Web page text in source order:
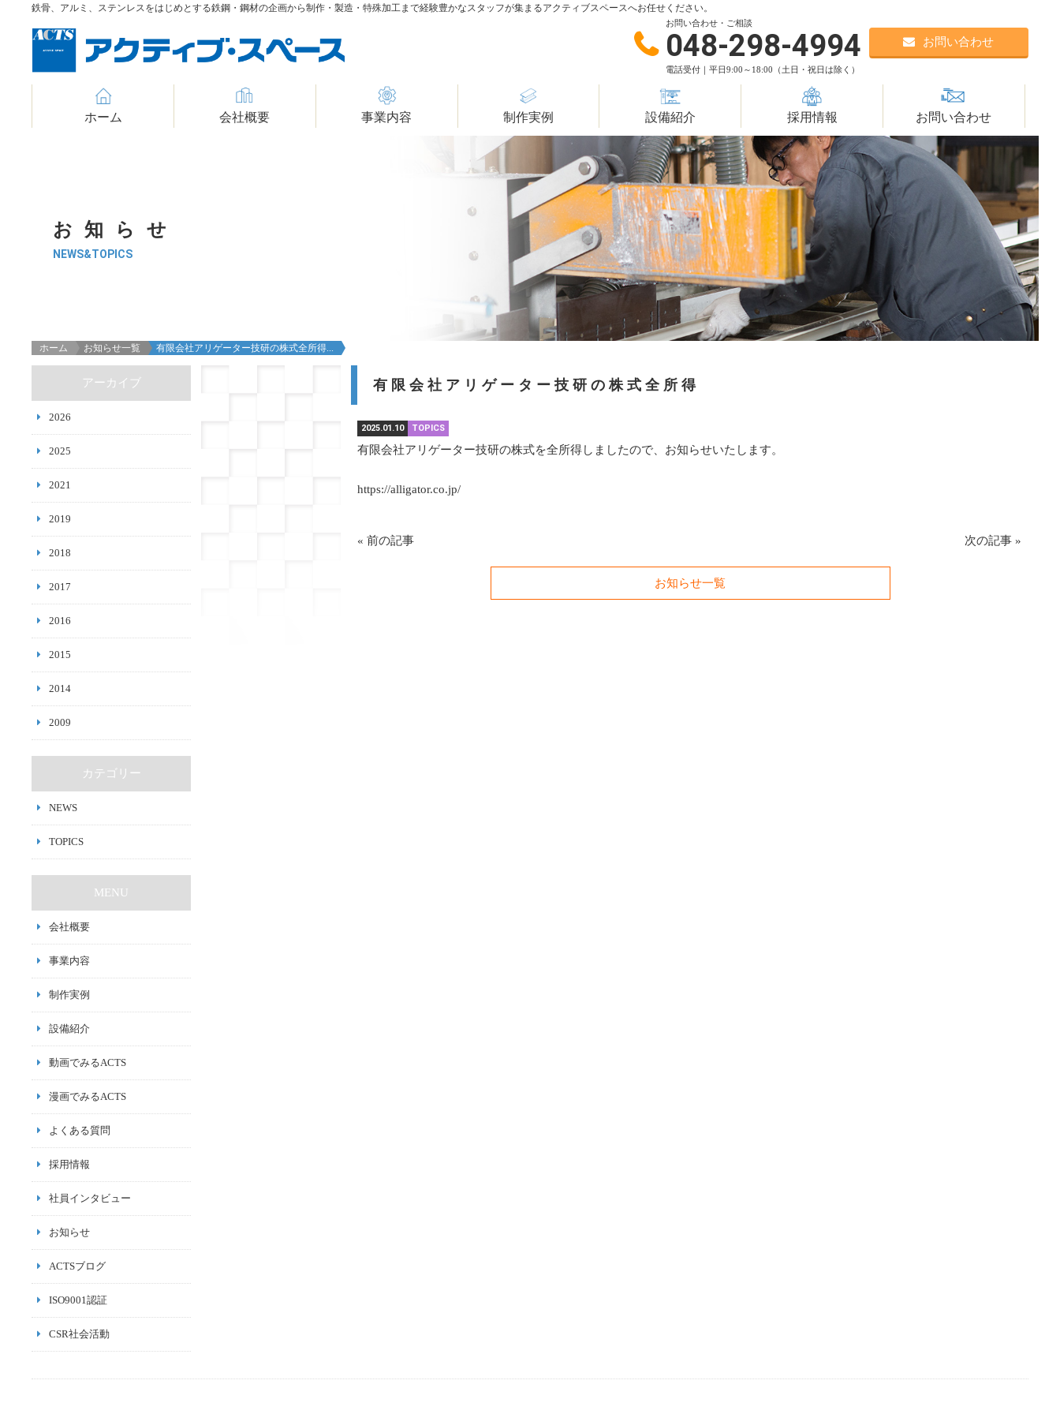
鉄骨、アルミ、ステンレスをはじめとする鉄鋼・鋼材の企画から制作・製造・特殊加工まで経験豊かなスタッフが集まるアクティブスペースへお任せください。
お問い合わせ
お問い合わせ・ご相談
048-298-4994
電話受付｜平日9:00～18:00（土日・祝日は除く）
ホーム 会社概要 事業内容 制作実例 設備紹介 採用情報 お問い合わせ
お知らせ
NEWS&TOPICS
ホーム お知らせ一覧 有限会社アリゲーター技研の株式全所得...
アーカイブ
2026
2025
2021
2019
2018
2017
2016
2015
2014
2009
カテゴリー
NEWS
TOPICS
MENU
会社概要
事業内容
制作実例
設備紹介
動画でみるACTS
漫画でみるACTS
よくある質問
採用情報
社員インタビュー
お知らせ
ACTSブログ
ISO9001認証
CSR社会活動
有限会社アリゲーター技研の株式全所得
2025.01.10 TOPICS
有限会社アリゲーター技研の株式を全所得しましたので、お知らせいたします。
https://alligator.co.jp/
«前の記事 次の記事 »
お知らせ一覧